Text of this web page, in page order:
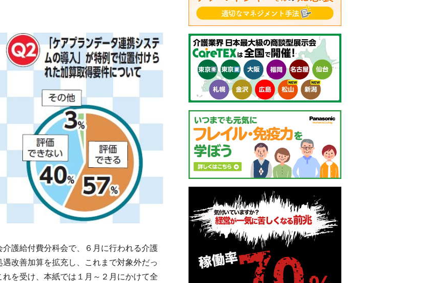
護給付費分科会で、６月に行われる介護
改善加算を拡充し、これまで対象外だっ
を受け、本紙では１月～２月にかけて全